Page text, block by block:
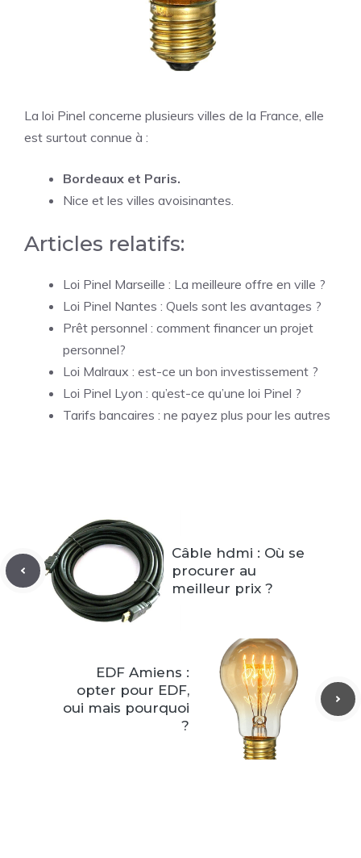
La loi Pinel concerne plusieurs villes de la France, elle
est surtout connue à :
Bordeaux et Paris.
Nice et les villes avoisinantes.
Articles relatifs:
Loi Pinel Marseille : La meilleure offre en ville ?
Loi Pinel Nantes : Quels sont les avantages ?
Prêt personnel : comment financer un projet
personnel?
Loi Malraux : est-ce un bon investissement ?
Loi Pinel Lyon : qu’est-ce qu’une loi Pinel ?
Tarifs bancaires : ne payez plus pour les autres
Câble hdmi : Où se
procurer au
meilleur prix ?
EDF Amiens :
opter pour EDF,
oui mais pourquoi
?